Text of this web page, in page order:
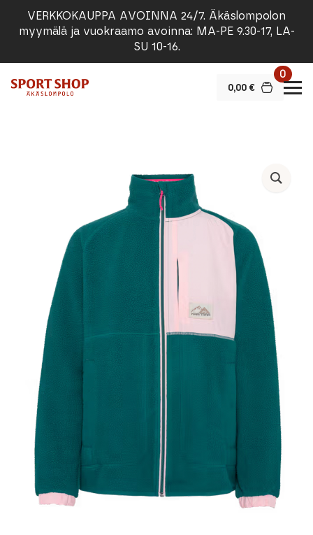
VERKKOKAUPPA AVOINNA 24/7. Äkäslompolon
myymälä ja vuokraamo avoinna: MA-PE 9.30-17, LA-
SU 10-16.
0,00 €
0